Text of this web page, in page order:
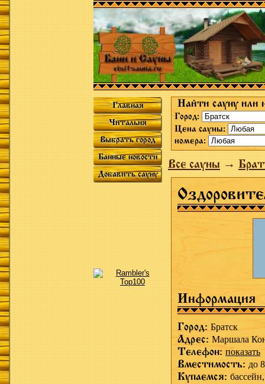
Главная
Читальня
Выбрать город
Банные новости
Добавить сауну
Найти сауну или
Город:
Цена сауны:
номера:
Все сауны→
Информация
Город: Братск
Адрес: Маршала
Телефон: показать
Вместимость: до
Купаемся: